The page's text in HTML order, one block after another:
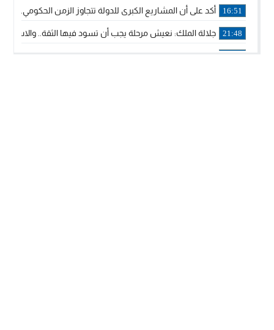
16:51 أكد على أن المشاريع الكبرى للدولة تتجاوز الزمن الحكومي..
21:48 جلالة الملك: نعيش مرحلة يجب أن تسود فيها الثقة..